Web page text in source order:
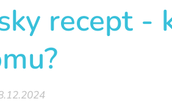
recept -